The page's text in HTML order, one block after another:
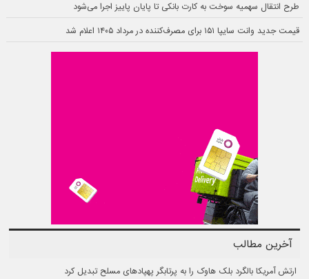
طرح انتقال سهمیه سوخت به کارت بانکی تا پایان پاییز اجرا می‌شود
قیمت جدید وانت سایپا ۱۵۱ برای مصرف‌کننده در مرداد ۱۴۰۵ اعلام شد
آخرین مطالب
ارتش آمریکا بالگرد بلک هاوک را به پرتابگر پهپادهای مسلح تبدیل کرد